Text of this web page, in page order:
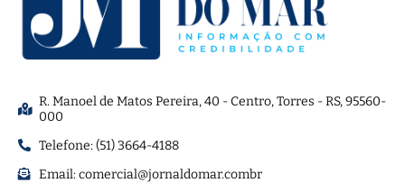
R. Manoel de Matos Pereira, 40 - Centro, Torres - RS, 95560-
000
Telefone: (51) 3664-4188
Email:comercial@jornaldomar.combr